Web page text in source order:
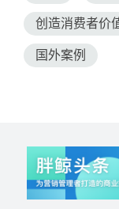
创造消费者价
国外案例